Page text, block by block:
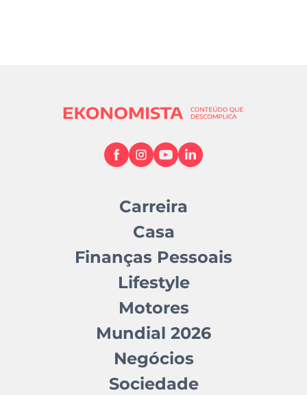
Carreira
Casa
Finanças Pessoais
Lifestyle
Motores
Mundial 2026
Negócios
Sociedade